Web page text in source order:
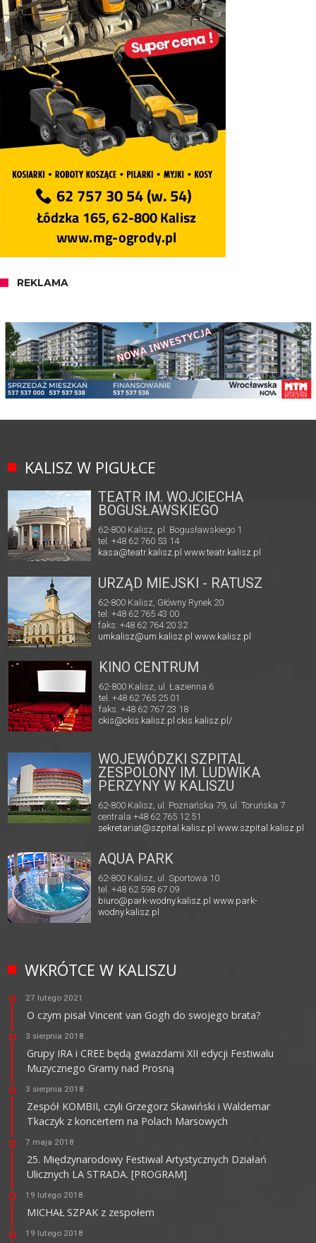
REKLAMA
KALISZ W PIGUŁCE
TEATR IM. WOJCIECHA
BOGUSŁAWSKIEGO
62-800 Kalisz, pl. Bogusławskiego 1
tel. +48 62 760 53 14
kasa@teatr.kalisz.pl www.teatr.kalisz.pl
URZĄD MIEJSKI - RATUSZ
62-800 Kalisz, Główny Rynek 20
tel. +48 62 765 43 00
faks: +48 62 764 20 32
umkalisz@um.kalisz.plwww.kalisz.pl
KINO CENTRUM
62-800 Kalisz, ul. Łazienna 6
tel. +48 62 765 25 01
faks. +48 62 767 23 18
ckis@ckis.kalisz.pl ckis.kalisz.pl/
WOJEWÓDZKI SZPITAL
ZESPOLONY IM. LUDWIKA
PERZYNY W KALISZU
62-800 Kalisz, ul. Poznańska 79, ul. Toruńska 7
centrala +48 62 765 12 51
sekretariat@szpital.kalisz.pl www.szpital.kalisz.pl
AQUA PARK
62-800 Kalisz, ul. Sportowa 10
tel. +48 62 598 67 09
biuro@park-wodny.kalisz.pl www.park-
wodny.kalisz.pl
WKRÓTCE W KALISZU
27 lutego 2021
O czym pisał Vincent van Gogh do swojego brata?
3 sierpnia 2018
Grupy IRA i CREE będą gwiazdami XII edycji Festiwalu
Muzycznego Gramy nad Prosną
3 sierpnia 2018
Zespół KOMBII, czyli Grzegorz Skawiński i Waldemar
Tkaczyk z koncertem na Polach Marsowych
7 maja 2018
25. Międzynarodowy Festiwal Artystycznych Działań
Ulicznych LA STRADA. [PROGRAM]
19 lutego 2018
MICHAŁ SZPAK z zespołem
19 lutego 2018